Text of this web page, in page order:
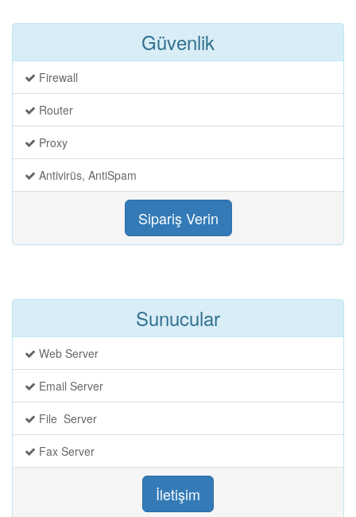
Güvenlik
Firewall
Router
Proxy
Antivirüs, AntiSpam
Sipariş Verin
Sunucular
Web Server
Email Server
File Server
Fax Server
İletişim